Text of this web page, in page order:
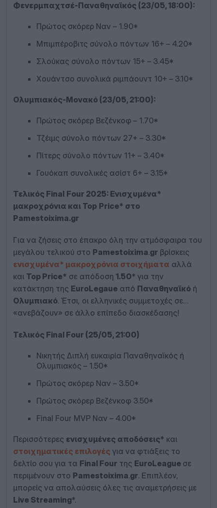
Φενερμπαχτσέ-Παναθηναϊκός (23/05, 18:00):
Πρώτος σκόρερ Ναν – 1.90*
Μπιμπέροβιτς σύνολο πόντων 16+ – 4.20*
Σλούκας σύνολο πόντων 15+ – 3.45*
Χουάντσο συνολικά ριμπάουντ 10+ – 3.10*
Ολυμπιακός-Μονακό (23/05, 21:00):
Πρώτος σκόρερ Βεζένκοφ – 1.70*
Τζέιμς σύνολο πόντων 27+ – 3.30*
Πίτερς σύνολο πόντων 11+ – 3.40*
Γουόκαπ συνολικές ασίστ 6+ – 3.15*
Τελικός Final Four2025: Ενισχυμένα*
μακροχρόνια και Top Price* στο
Pamestoixima.gr
Για να ζήσεις στο έπακρο όλη την ατμόσφαιρα του
μεγάλου τελικού στο Pamestoixima.grβρίσκεις
ενισχυμένα* μακροχρόνια στοιχήματα αλλά
και Top Price* σε απόδοση 1.50* για την
κατάκτηση της EuroLegaue από Παναθηναϊκόή
Ολυμπιακό. Έτσι, οι ελληνικές συμμετοχές σε…
«ανεβάζουν» σε άλλο επίπεδο διασκέδασης!
Τελικός Final Four (25/05, 21:00)
Νικητής Διπλή ευκαιρία Παναθηναϊκός ή
Ολυμπιακός – 1.50*
Πρώτος σκόρερ Ναν – 3.50*
Πρώτος σκόρερ Βεζένκοφ 3.50*
Final Four MVP Ναν – 4.00*
Περισσότερες ενισχυμένες αποδόσεις* και
στοιχηματικές επιλογές για να φτιάξεις το
δελτίο σου για τα Final Fourτης EuroLeague σε
περιμένουν στο Pamestoixima.gr. Επιπλέον,
μπορείς να απολαύσεις όλες τις αναμετρήσεις με
Live Streaming*.